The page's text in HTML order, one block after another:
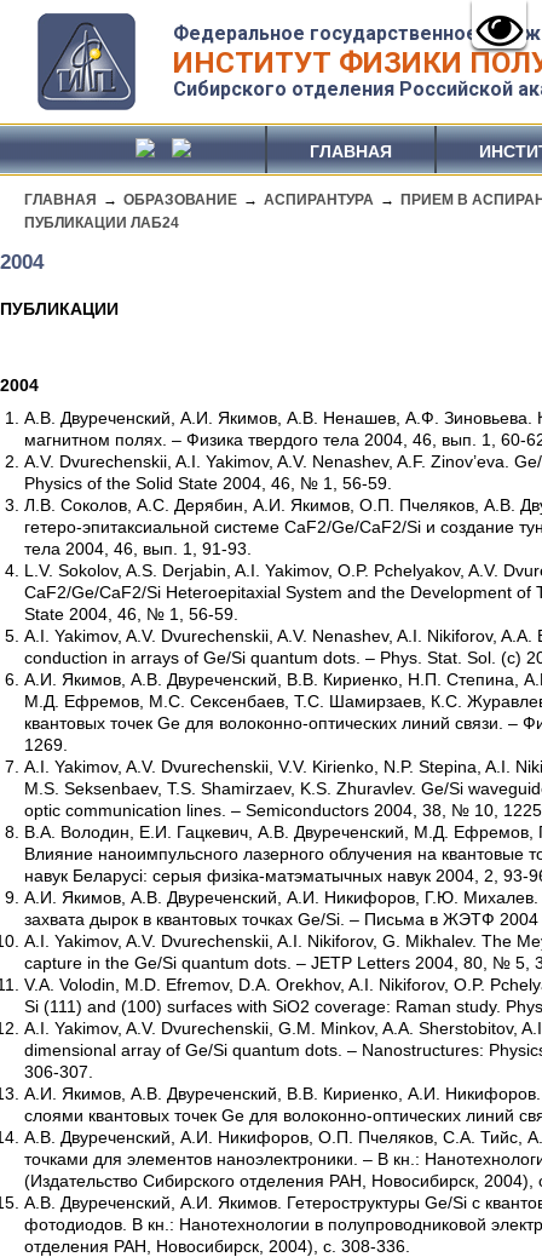
Федеральное государственное
ИНСТИТУТ ФИЗИКИ
Сибирского отделения Российской
ГЛАВНАЯ
ГЛАВНАЯ → ОБРАЗОВАНИЕ → АСПИРАНТУРА →
ПРИЕМ В
ПУБЛИКАЦИИ ЛАБ24
2004
ПУБЛИКАЦИИ
2004
А.В. Двуреченский, А.И. Якимов, А.В. Ненашев, А.Ф. Зиновьева.
магнитном полях. – Физика твердого тела 2004, 46, вып. 1, 60-
A.V. Dvurechenskii, A.I. Yakimov, A.V. Nenashev, A.F. Zinov’eva.
Physics of the Solid State 2004, 46, № 1, 56-59.
Л.В. Соколов, А.С. Дерябин, А.И. Якимов, О.П. Пчеляков, А.В.
гетеро-эпитаксиальной системе CaF2/Ge/CaF2/Si и создание
тела 2004, 46, вып. 1, 91-93.
L.V. Sokolov, A.S. Derjabin, A.I. Yakimov, O.P. Pchelyakov, A.V.
CaF2/Ge/CaF2/Si Heteroepitaxial System and the Development
State 2004, 46, № 1, 56-59.
A.I. Yakimov, A.V. Dvurechenskii, A.V. Nenashev, A.I. Nikiforov,
conduction in arrays of Ge/Si quantum dots. – Phys. Stat. Sol. (c)
А.И. Якимов, А.В. Двуреченский, В.В. Кириенко, Н.П. Степина,
М.Д. Ефремов, М.С. Сексенбаев, Т.С. Шамирзаев, К.С.
квантовых точек Ge для волоконно-оптических линий связи. –
1269.
A.I. Yakimov, A.V. Dvurechenskii, V.V. Kirienko, N.P. Stepina, A.I.
M.S. Seksenbaev, T.S. Shamirzaev, K.S. Zhuravlev. Ge/Si
optic communication lines. – Semiconductors 2004, 38, № 10,
В.А. Володин, Е.И. Гацкевич, А.В. Двуреченский, М.Д.
Влияние наноимпульсного лазерного облучения на
навук Беларусi: серыя физiка-матэматычных навук 2004, 2, 93-
А.И. Якимов, А.В. Двуреченский, А.И. Никифоров, Г.Ю.
захвата дырок в квантовых точках Ge/Si. – Письма в ЖЭТФ
A.I. Yakimov, A.V. Dvurechenskii, A.I. Nikiforov, G. Mikhalev. The
capture in the Ge/Si quantum dots. – JETP Letters 2004, 80, № 5,
V.A. Volodin, M.D. Efremov, D.A. Orekhov, A.I. Nikiforov, O.P.
Si (111) and (100) surfaces with SiO2 coverage: Raman study.
A.I. Yakimov, A.V. Dvurechenskii, G.M. Minkov, A.A. Sherstobitov,
dimensional array of Ge/Si quantum dots. – Nanostructures:
306-307.
А.И. Якимов, А.В. Двуреченский, В.В. Кириенко, А.И.
слоями квантовых точек Ge для волоконно-оптических линий
А.В. Двуреченский, А.И. Никифоров, О.П. Пчеляков, С.А. Тийс,
точками для элементов наноэлектроники. – В кн.:
(Издательство Сибирского отделения РАН, Новосибирск, 2004),
А.В. Двуреченский, А.И. Якимов. Гетероструктуры Ge/Si с
фотодиодов. В кн.: Нанотехнологии в полупроводниковой
отделения РАН, Новосибирск, 2004), с. 308-336.